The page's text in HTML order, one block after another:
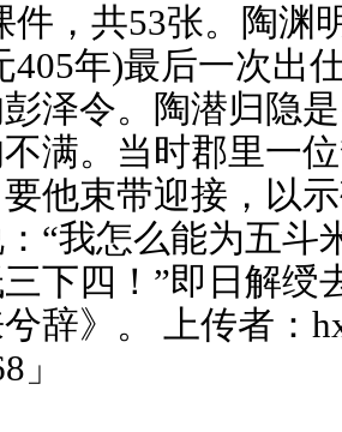
件，共53张。陶渊
405年)最后一次出
泽令。陶潜归隐
满。当时郡里一
他束带迎接，以
“我怎么能为五斗
下四！”即日解绶
兮辞》。 上传者：
」